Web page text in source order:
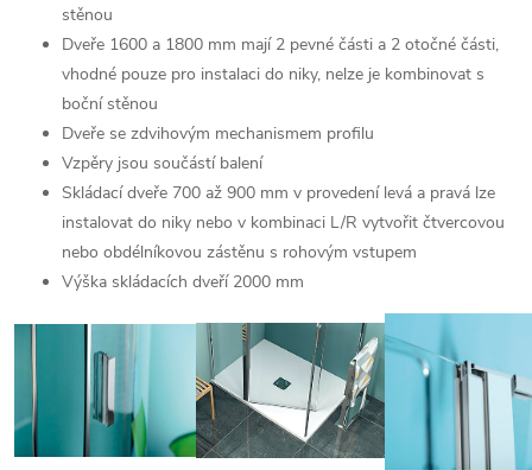
stěnou
Dveře 1600 a 1800 mm mají 2 pevné části a 2 otočné části,
vhodné pouze pro instalaci do niky, nelze je kombinovat s
boční stěnou
Dveře se zdvihovým mechanismem profilu
Vzpěry jsou součástí balení
Skládací dveře 700 až 900 mm v provedení levá a pravá lze
instalovat do niky nebo v kombinaci L/R vytvořit čtvercovou
nebo obdélníkovou zástěnu s rohovým vstupem
Výška skládacích dveří 2000 mm